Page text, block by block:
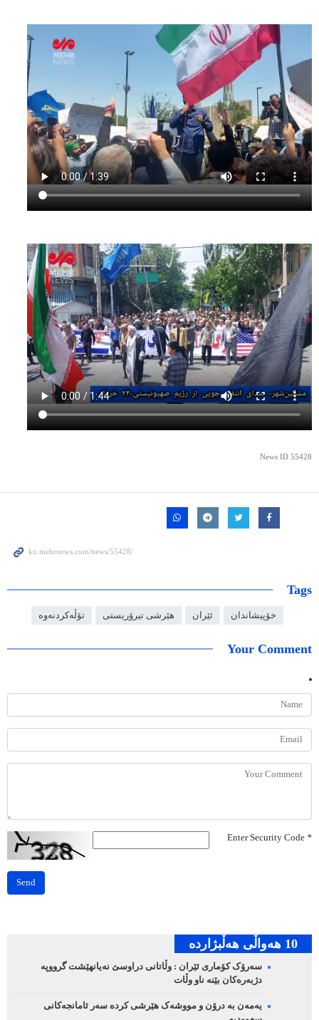
News ID 55428
Tags
خۆپیشاندان ئێران هێرشی تیرۆریستی تۆڵەکردنەوە
Your Comment
*
Send
10 هه‌واڵی هه‌ڵبژارده‌
سەرۆک کۆماری ئێران : وڵاتانی دراوسێ نەیانهێشت گرووپە
دژبەرەکان بێنە ناو وڵات
یەمەن بە درۆن و مووشەک هێرشی کردە سەر ئامانجەکانی